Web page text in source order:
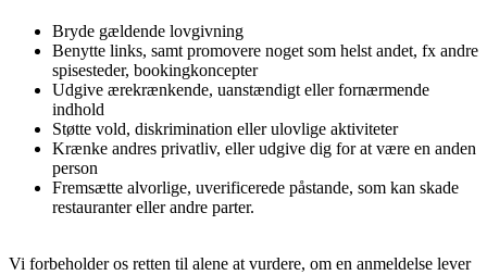
Bryde gældende lovgivning
Benytte links, samt promovere noget som helst andet, fx andre
spisesteder, bookingkoncepter
Udgive ærekrænkende, uanstændigt eller fornærmende
indhold
Støtte vold, diskrimination eller ulovlige aktiviteter
Krænke andres privatliv, eller udgive dig for at være en anden
person
Fremsætte alvorlige, uverificerede påstande, som kan skade
restauranter eller andre parter.
Vi forbeholder os retten til alene at vurdere, om en anmeldelse lever